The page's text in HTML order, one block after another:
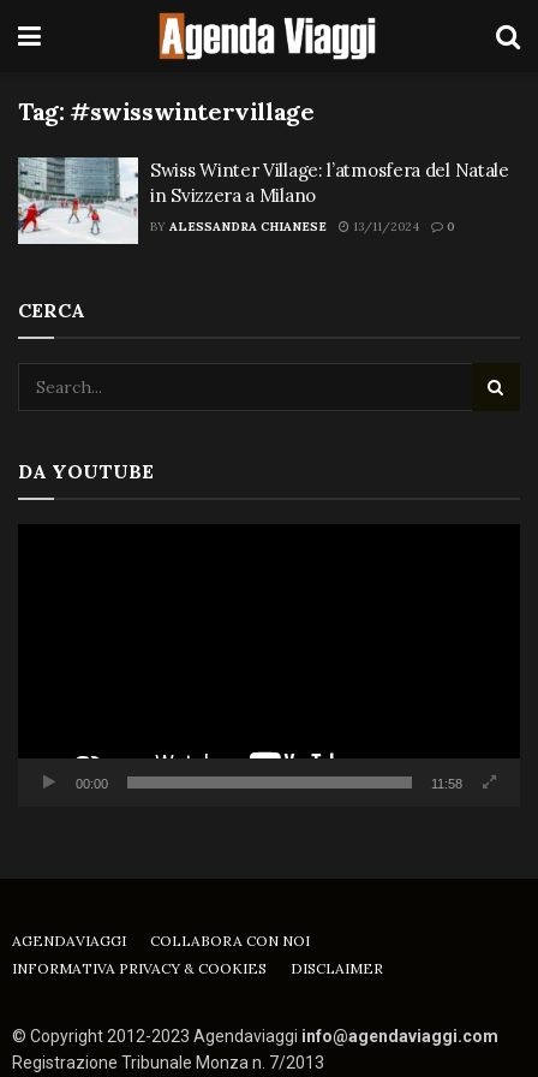
Tag: #swisswintervillage
Swiss Winter Village: l’atmosfera del Natale
in Svizzera a Milano
BY ALESSANDRA CHIANESE 13/11/2024 0
CERCA
DA YOUTUBE
00:00 11:58
AGENDAVIAGGI
COLLABORA CON NOI
INFORMATIVA PRIVACY & COOKIES
DISCLAIMER
© Copyright 2012-2023 Agendaviaggi info@agendaviaggi.com
Registrazione Tribunale Monza n. 7/2013